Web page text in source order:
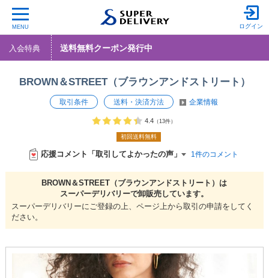
MENU ログイン
入会特典 送料無料クーポン発行中
BROWN＆STREET（ブラウンアンドストリート）
取引条件 送料・決済方法 企業情報
初回送料無料
4.4 （13件）
応援コメント「取引してよかったの声」 1件のコメント
BROWN＆STREET（ブラウンアンドストリート）は
スーパーデリバリーで卸販売しています。
スーパーデリバリーにご登録の上、ページ上から取引の申請をしてく
ださい。